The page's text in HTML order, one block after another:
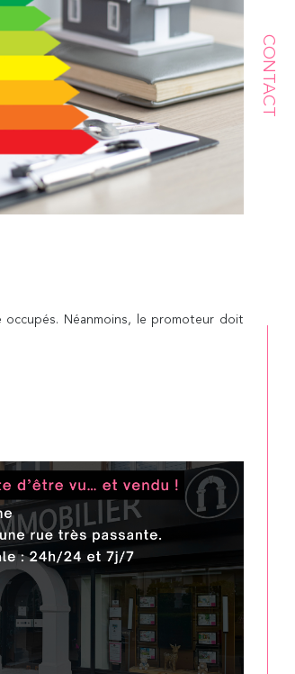
CONTACT
Néanmoins, le promoteur doit